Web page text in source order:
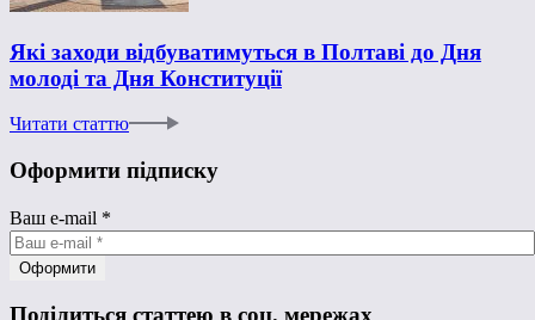
Які заходи відбуватимуться в Полтаві до Дня
молоді та Дня Конституції
Читати статтю
Оформити підписку
Ваш e-mail *